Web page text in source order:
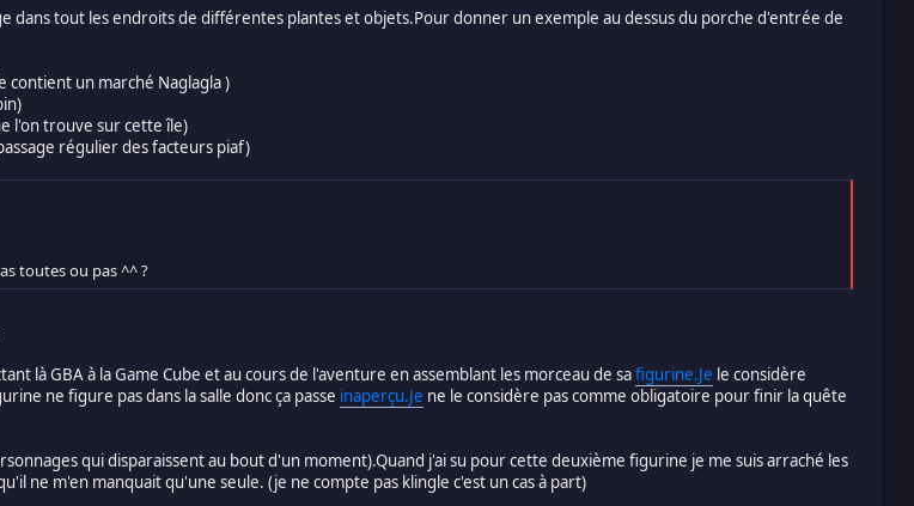
dans tout les endroits de différentes plantes et objets.Pour donner un exemple au dessus du porche d'entrée de
un marché Naglagla )
l'on trouve sur cette île)
régulier des facteurs piaf)
toutes ou pas ^^ ?
là GBA à la Game Cube et au cours de l'aventure en assemblant les morceau de safigurine.Je le considère
ne figure pas dans la salle donc ça passe inaperçu.Je ne le considère pas comme obligatoire pour finir la quête
qui disparaissent au bout d'un moment).Quand j'ai su pour cette deuxième figurine je me suis arraché les
ne m'en manquait qu'une seule. (je ne compte pas klingle c'est un cas à part)